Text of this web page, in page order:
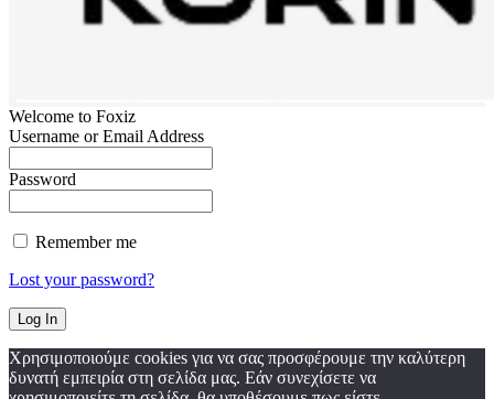
Welcome to Foxiz
Username or Email Address
Password
Remember me
Lost your password?
Χρησιμοποιούμε cookies για να σας προσφέρουμε την καλύτερη
δυνατή εμπειρία στη σελίδα μας. Εάν συνεχίσετε να